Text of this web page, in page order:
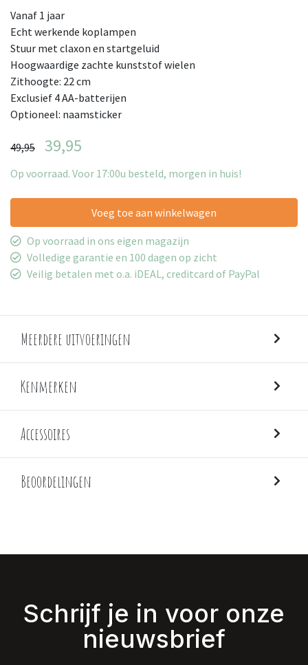
Vanaf 1 jaar
Echt werkende koplampen
Stuur met claxon en startgeluid
Hoogwaardige zachte kunststof wielen
Zithoogte: 22 cm
Exclusief 4 AA-batterijen
Optioneel: naamsticker
49,95 39,95
Op voorraad. Voor 17:00u besteld, morgen in huis!
Voeg toe aan winkelwagen
Op voorraad in ons eigen magazijn
Volledige garantie en 100 dagen op zicht
Veilig betalen met o.a. iDEAL, creditcard of PayPal
Meerdere uitvoeringen
Kenmerken
Accessoires
Beoordelingen
Schrijf je in voor onze
nieuwsbrief